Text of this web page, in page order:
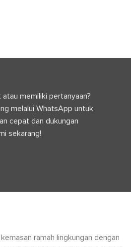
Produksi
atau memiliki pertanyaan?
melalui WhatsApp untuk
cepat dan dukungan
sekarang!
ramah lingkungan dengan